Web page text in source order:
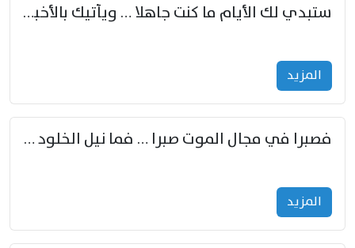
ستبدي لك الأيام ما كنت جاهلا … ويأتيك بالأخبار من لم تزوّد
المزید
فصبرا في مجال الموت صبرا … فما نيل الخلود بمستطاع
المزید